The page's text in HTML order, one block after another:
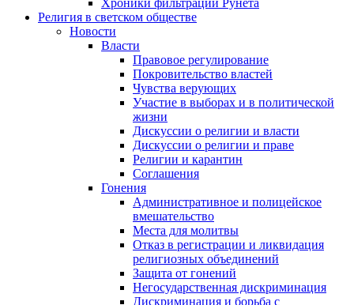
Хроники фильтрации Рунета
Религия в светском обществе
Новости
Власти
Правовое регулирование
Покровительство властей
Чувства верующих
Участие в выборах и в политической
жизни
Дискуссии о религии и власти
Дискуссии о религии и праве
Религии и карантин
Соглашения
Гонения
Административное и полицейское
вмешательство
Места для молитвы
Отказ в регистрации и ликвидация
религиозных объединений
Защита от гонений
Негосударственная дискриминация
Дискриминация и борьба с